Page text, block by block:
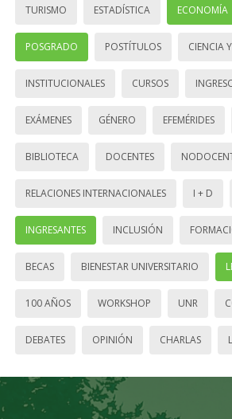
TURISMO ESTADÍSTICA ECONOMÍA
POSGRADO POSTÍTULOS CIENCIA
INSTITUCIONALES CURSOS
EXÁMENES GÉNERO EFEMÉRIDES
BIBLIOTECA DOCENTES
RELACIONES INTERNACIONALES I + D
INGRESANTES INCLUSIÓN
BECAS BIENESTAR UNIVERSITARIO
100 AÑOS WORKSHOP UNR
DEBATES OPINIÓN CHARLAS